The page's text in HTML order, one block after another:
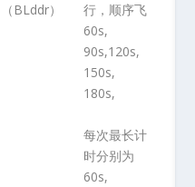
（BLddr）
行，顺序飞
60s,
90s,120s,
150s,
180s,
每次最长计
时分别为
60s,